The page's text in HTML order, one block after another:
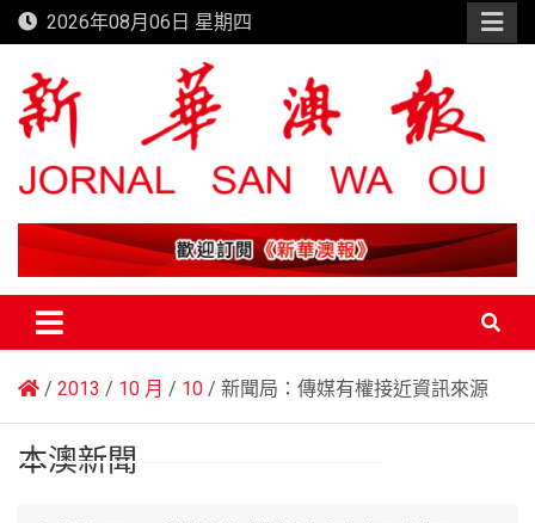
Skip
to
content
2026年08月06日 星期四
新華澳報
2013 10 月 10 新聞局：傳媒有權接近資訊來源
本澳新聞